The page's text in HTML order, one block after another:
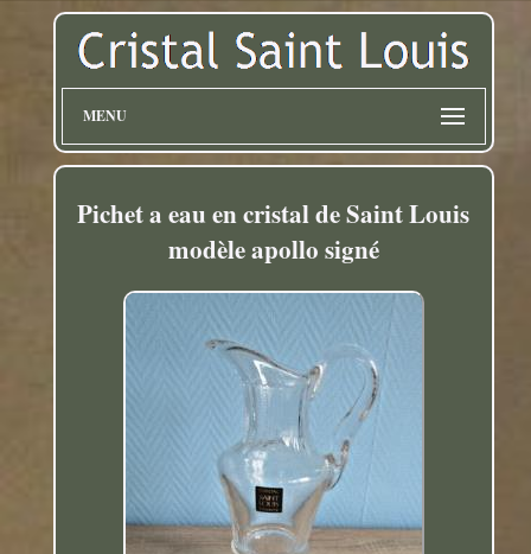
MENU
Pichet a eau en cristal de Saint Louis
modèle apollo signé